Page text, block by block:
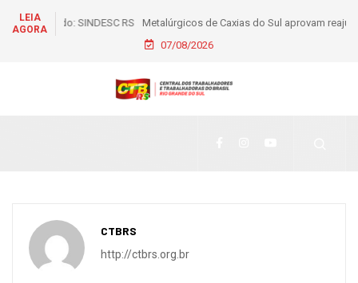
LEIA
AGORA
Metalúrgicos de Caxias do Sul aprovam reajuste salarial de
6% e piso de R$ 2,5 mil
07/08/2026
CTBRS
http://ctbrs.org.br